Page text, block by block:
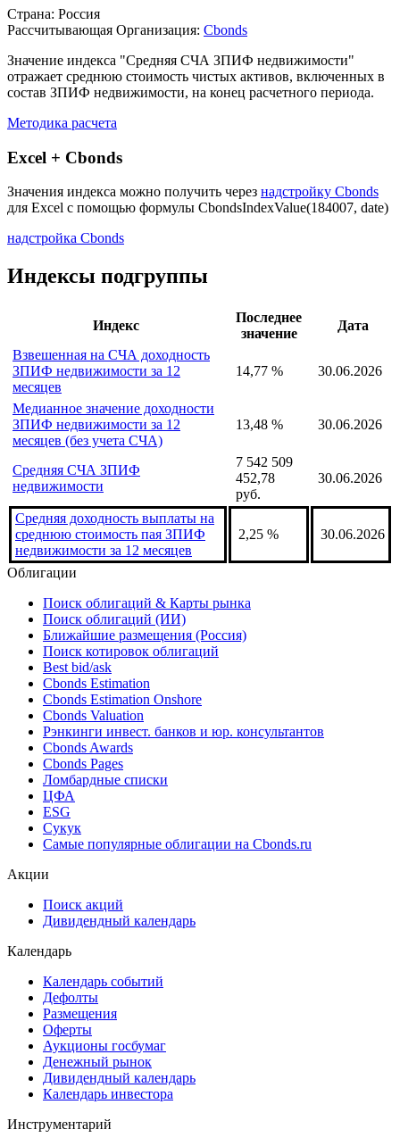
Описание индекса
Страна: Россия
Рассчитывающая Организация: Cbonds
Значение индекса "Средняя СЧА ЗПИФ недвижимости"
состав ЗПИФ недвижимости, на конец расчетного периода.
Методика расчета
Excel + Cbonds
для Excel с помощью формулы
Индексы подгруппы
Последнее
Взвешенная на СЧА доходность
ЗПИФ недвижимости за 12
месяцев
14,77 % 30.06.2026
Медианное значение доходности
ЗПИФ недвижимости за 12
13,48 % 30.06.2026
Средняя СЧА ЗПИФ
недвижимости
452,78
30.06.2026
Средняя доходность выплаты на
среднюю стоимость пая ЗПИФ
недвижимости за 12 месяцев
Облигации
Поиск облигаций & Карты рынка
Поиск облигаций (ИИ)
Ближайшие размещения (Россия)
Поиск котировок облигаций
Best bid/ask
Cbonds Estimation
Cbonds Estimation Onshore
Cbonds Valuation
Рэнкинги инвест. банков и юр. консультантов
Cbonds Awards
Cbonds Pages
Ломбардные списки
ESG
Самые популярные облигации на Cbonds.ru
Дивидендный календарь
Календарь
Календарь событий
Дефолты
Размещения
Оферты
Денежный рынок